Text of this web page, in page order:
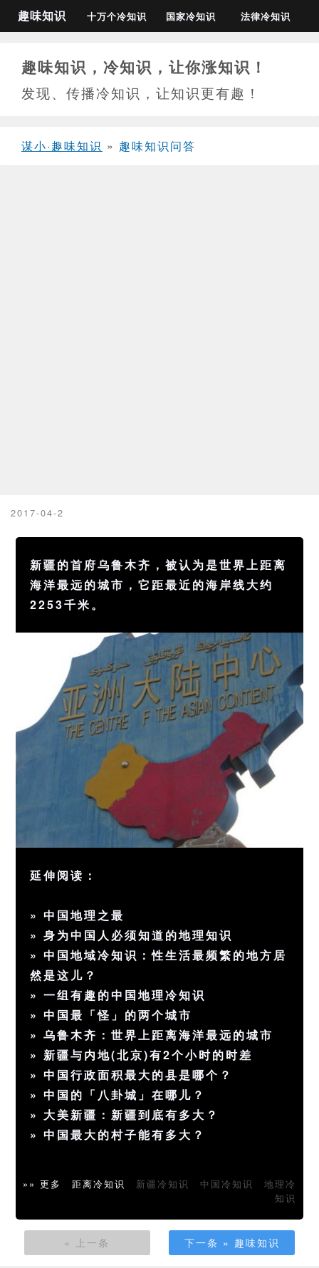
趣味知识 十万个冷知识 国家冷知识 法律冷知识
趣味知识，冷知识，让你涨知识！
发现、传播冷知识，让知识更有趣！
谋小·趣味知识 » 趣味知识问答
2017-04-2
新疆的首府乌鲁木齐，被认为是世界上距离
海洋最远的城市，它距最近的海岸线大约
2253千米。
延伸阅读：
»中国地理之最
»身为中国人必须知道的地理知识
»中国地域冷知识：性生活最频繁的地方居
然是这儿？
»一组有趣的中国地理冷知识
»中国最「怪」的两个城市
»乌鲁木齐：世界上距离海洋最远的城市
» 新疆与内地(北京)有2个小时的时差
»中国行政面积最大的县是哪个？
»中国的「八卦城」在哪儿？
» 大美新疆：新疆到底有多大？
»中国最大的村子能有多大？
»» 更多 距离冷知识 新疆冷知识 中国冷知识
地理冷
知识
« 上一条 下一条 » 趣味知识